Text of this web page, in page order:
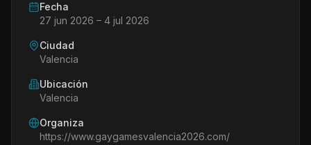
Fecha
27 jun 2026 – 4 jul 2026
Ciudad
Valencia
Ubicación
Valencia
Organiza
https://www.gaygamesvalencia2026.com/